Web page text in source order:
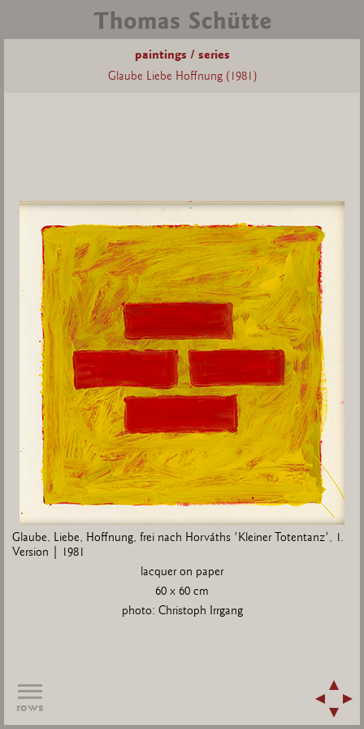
paintings / series
Glaube Liebe Hoffnung (1981)
Glaube, Liebe, Hoffnung, frei nach Horváths 'Kleiner Totentanz', 1.
Version | 1981
lacquer on paper
60 x 60 cm
photo: Christoph Irrgang
rows